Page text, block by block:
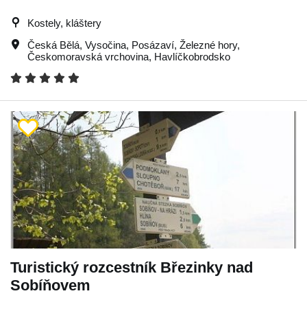
Kostely, kláštery
Česká Bělá, Vysočina, Posázaví, Železné hory,
Českomoravská vrchovina, Havlíčkobrodsko
Turistický rozcestník Březinky nad
Sobíňovem